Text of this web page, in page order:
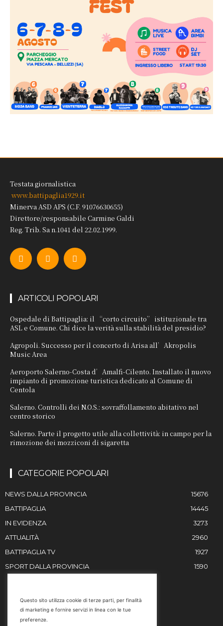
Testata giornalistica
www.battipaglia1929.it
Minerva ASD APS (C.F. 91076630655)
Direttore/responsabile Carmine Galdi
Reg. Trib. Sa n.1041 del 22.02.1999.
ARTICOLI POPOLARI
Ospedale di Battipaglia: il “corto circuito” istituzionale tra
ASL e Comune. Chi dice la verità sulla stabilità del presidio?
Agropoli. Successo per il concerto di Arisa all’Akropolis
Music Area
Aeroporto Salerno-Costa d’Amalfi-Cilento. Installato il nuovo
impianto di promozione turistica dedicato al Comune di
Centola
Salerno. Controlli dei N.O.S.: sovraffollamento abitativo nel
centro storico
Salerno. Parte il progetto utile alla collettività: in campo per la
rimozione dei mozziconi di sigaretta
CATEGORIE POPOLARI
NEWS DALLA PROVINCIA
15676
BATTIPAGLIA
14445
IN EVIDENZA
3273
ATTUALITÀ
2960
BATTIPAGLIA TV
1927
SPORT DALLA PROVINCIA
1590
Email
Questo sito utilizza cookie di terze parti, per finalità
di marketing e fornire servizi in linea con le tue
preferenze.